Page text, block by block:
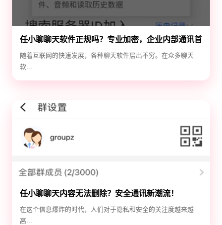
任小聊聊天软件正规吗？专业加密，企业内部通讯首
选！
随着互联网的快速发展，各种聊天软件层出不穷。在众多聊天
软...
任小聊聊天内容无法删除？安全通讯新潮流！
在这个信息爆炸的时代，人们对于隐私和安全的关注度越来越
高...